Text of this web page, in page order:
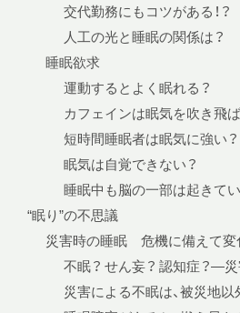
交代勤務にもコツがある！？
人工の光と睡眠の関係は？
睡眠欲求
運動するとよく眠れる？
カフェインは眠気を吹き飛
短時間睡眠者は眠気に強い？
眠気は自覚できない？
睡眠中も脳の一部は起きて
“眠り”の不思議
災害時の睡眠 危機に備えて変
不眠？ せん妄？ 認知症？—
災害による不眠は、被災地以